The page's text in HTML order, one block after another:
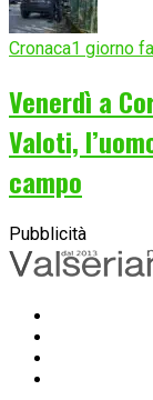
Cronaca1 giorno fa
Venerdì a
Valoti,
campo
Pubblicità